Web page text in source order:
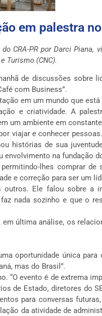
em palestra
CRA-PR por Darci Piana,
Turismo (CNC).
de discussões sobre
com Business”.
em um mundo que
e criatividade. A
um ambiente em
viajar e conhecer
histórias de sua
na fundação
lhes comprar de
e correção para ser um
Ele falou sobre a
nada sozinho e que o
última análise, os
oportunidade única
mas do Brasil”.
“O evento é de extrema
de Estado, diretores do
para conversas
da atividade de